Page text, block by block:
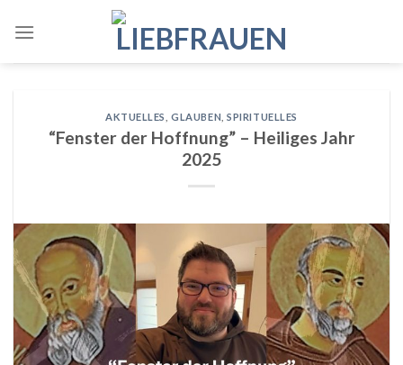
AKTUELLES ,GLAUBEN ,SPIRITUELLES
“Fenster der Hoffnung” – Heiliges Jahr
2025